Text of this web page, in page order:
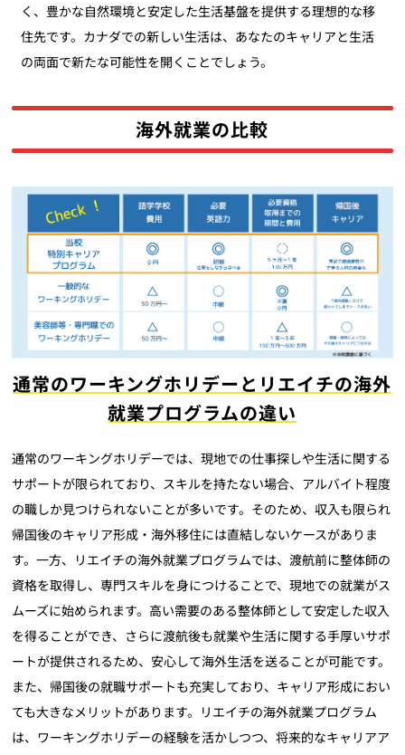
く、豊かな自然環境と安定した生活基盤を提供する理想的な移
住先です。カナダでの新しい生活は、あなたのキャリアと生活
の両面で新たな可能性を開くことでしょう。
海外就業の比較
通常のワーキングホリデーとリエイチの海外
就業プログラムの違い
通常のワーキングホリデーでは、現地での仕事探しや生活に関する
サポートが限られており、スキルを持たない場合、アルバイト程度
の職しか見つけられないことが多いです。そのため、収入も限られ
帰国後のキャリア形成・海外移住には直結しないケースがありま
す。一方、リエイチの海外就業プログラムでは、渡航前に整体師の
資格を取得し、専門スキルを身につけることで、現地での就業がス
ムーズに始められます。高い需要のある整体師として安定した収入
を得ることができ、さらに渡航後も就業や生活に関する手厚いサポ
ートが提供されるため、安心して海外生活を送ることが可能です。
また、帰国後の就職サポートも充実しており、キャリア形成におい
ても大きなメリットがあります。リエイチの海外就業プログラム
は、ワーキングホリデーの経験を活かしつつ、将来的なキャリアア